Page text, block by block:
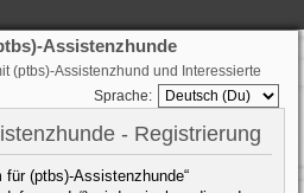
Assistenzhunde
(ptbs)-Assistenzhund und Interessierte
Sprache:
- Registrierung
für (ptbs)-Assistenzhunde“